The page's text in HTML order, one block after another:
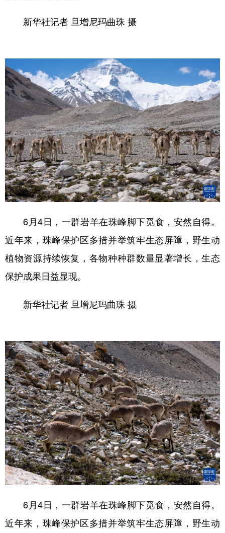
新华社记者 旦增尼玛曲珠 摄
6月4日，一群岩羊在珠峰脚下觅食，安然自得。
近年来，珠峰保护区多措并举筑牢生态屏障，野生动
植物资源持续恢复，各物种种群数量显著增长，生态
保护成果日益显现。
新华社记者 旦增尼玛曲珠 摄
6月4日，一群岩羊在珠峰脚下觅食，安然自得。
近年来，珠峰保护区多措并举筑牢生态屏障，野生动